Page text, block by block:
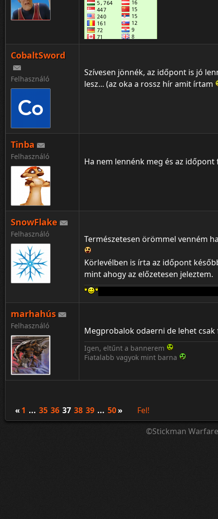
CobaltSword
Felhasználó
Szívesen jönnék, az időpont is jó
lesz... (az oka a rossz hír amit írtam
Tinba
Felhasználó Ha nem lennénk meg és az
SnowFlake
Felhasználó Természetesen örömmel venném
Körlevélben is írta az időpont
mint ahogy az előzetesen jeleztem.
marhahús
Felhasználó Megprobalok odaerni de lehet
Igen, eltűnt a bannerem
Fiatalabb vagyok mint barna
« 1 ... 35 36 37 38 39 ... 50»
Fel!
©Stickman Warfare